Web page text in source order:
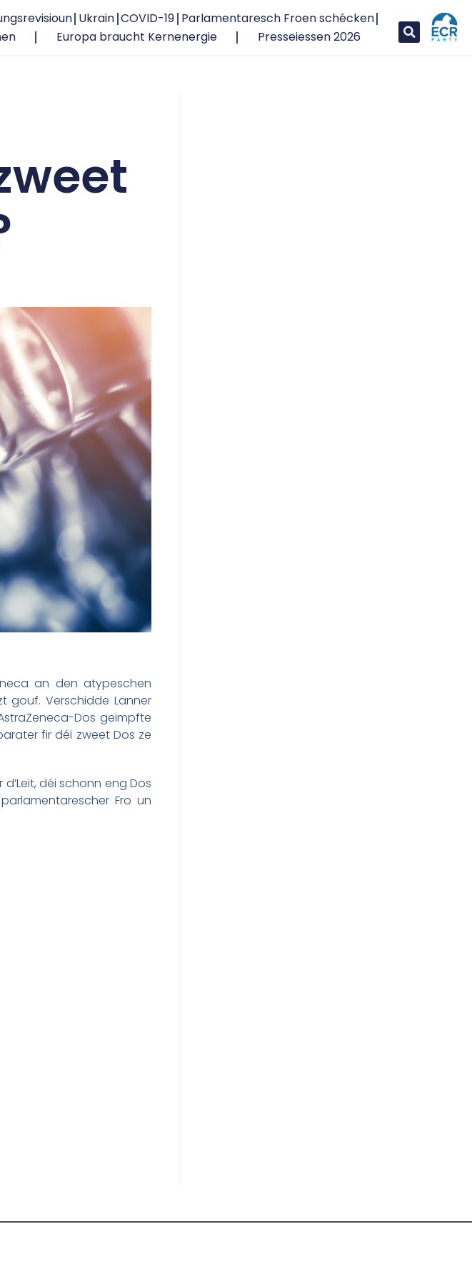
Ukrain COVID-19 Parlamentaresch Froen schécken
Europa braucht Kernenergie Presseiessen 2026
an den atypeschen
gouf. Verschidde Länner
Dos geimpfte
fir déi zweet Dos ze
déi schonn eng Dos
Fro un